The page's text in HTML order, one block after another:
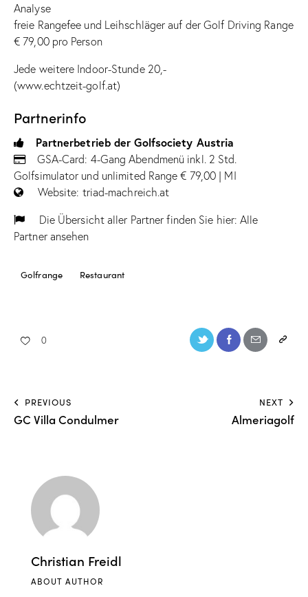
Analyse
freie Rangefee und Leihschläger auf der Golf Driving Range
€ 79,00 pro Person
Jede weitere Indoor-Stunde 20,-
(www.echtzeit-golf.at)
Partnerinfo
Partnerbetrieb der Golfsociety Austria
GSA-Card: 4-Gang Abendmenü inkl. 2 Std.
Golfsimulator und unlimited Range € 79,00 | MI
Website: triad-machreich.at
Die Übersicht aller Partner finden Sie hier:Alle
Partner ansehen
Golfrange Restaurant
0
PREVIOUS
GC Villa Condulmer
NEXT
Almeriagolf
Christian Freidl
ABOUT AUTHOR